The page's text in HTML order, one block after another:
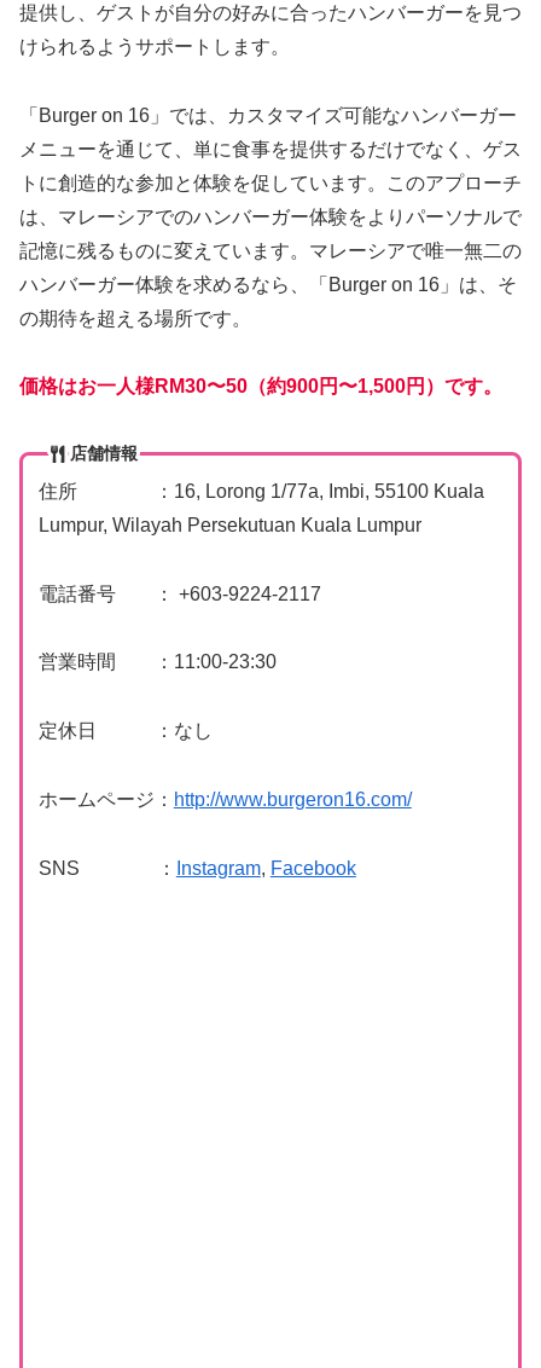
提供し、ゲストが自分の好みに合ったハンバーガーを見つ
けられるようサポートします。
「Burger on 16」では、カスタマイズ可能なハンバーガー
メニューを通じて、単に食事を提供するだけでなく、ゲス
トに創造的な参加と体験を促しています。このアプローチ
は、マレーシアでのハンバーガー体験をよりパーソナルで
記憶に残るものに変えています。マレーシアで唯一無二の
ハンバーガー体験を求めるなら、「Burger on 16」は、そ
の期待を超える場所です。
価格はお一人様RM30〜50（約900円〜1,500円）です。
店舗情報
住所 ：16, Lorong 1/77a, Imbi, 55100 Kuala
Lumpur, Wilayah Persekutuan Kuala Lumpur
電話番号 ： +603-9224-2117
営業時間 ：11:00-23:30
定休日 ：なし
ホームページ： http://www.burgeron16.com/
SNS ： Instagram, Facebook